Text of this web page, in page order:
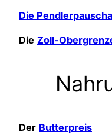
Die
Die Zoll-
Der Butterpreis